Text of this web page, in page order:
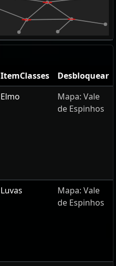
entrance
height_gap
height_gap
ItemClasses Desbloquear
Elmo
Mapa: Vale
de Espinhos
Luvas
Mapa: Vale
de Espinhos